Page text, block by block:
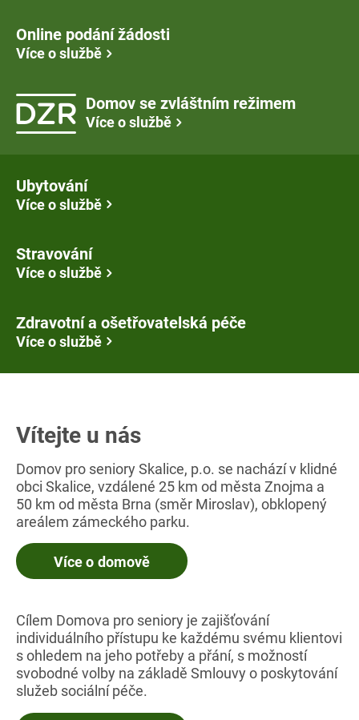
Online podání žádosti
Více o službě
Domov se zvláštním režimem
Více o službě
Ubytování
Více o službě
Stravování
Více o službě
Zdravotní a ošetřovatelská péče
Více o službě
Vítejte u nás
Domov pro seniory Skalice, p.o. se nachází v klidné
obci Skalice, vzdálené 25 km od města Znojma a
50 km od města Brna (směr Miroslav), obklopený
areálem zámeckého parku.
Více o domově
Cílem Domova pro seniory je zajišťování
individuálního přístupu ke každému svému klientovi
s ohledem na jeho potřeby a přání, s možností
svobodné volby na základě Smlouvy o poskytování
služeb sociální péče.